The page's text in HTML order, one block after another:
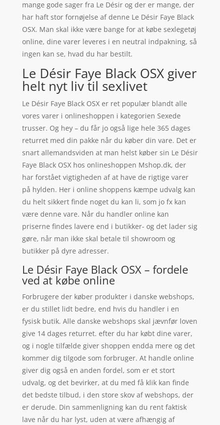
mange gode sager fra Le Désir og der er mange, der
har haft stor fornøjelse af denne Le Désir Faye Black
OSX. Man skal ikke være bange for at købe sexlegetøj
online, dine varer leveres i en neutral indpakning, så
ingen kan se, hvad du har bestilt.
Le Désir Faye Black OSX giver
helt nyt liv til sexlivet
Le Désir Faye Black OSX er ret populær blandt alle
vores varer i onlineshoppen i kategorien Sexede
trusser. Og hey – du får jo også lige hele 365 dages
returret med din pakke når du køber din vare. Det er
snart allemandsviden at man helst køber sin Le Désir
Faye Black OSX hos onlineshoppen Mshop.dk, der
har forstået vigtigheden af at have de rigtige varer
på hylden. Her i online shoppens kæmpe udvalg kan
du helt sikkert finde noget du kan li, som jo fx kan
være denne vare. Når du handler online kan
priserne findes lavere end i butikker- og det lader sig
gøre, når man ikke skal betale til showroom og
butikker på dyre adresser.
Le Désir Faye Black OSX – fordele
ved at købe online
Forbrugere der køber produkter i danske webshops,
er du stillet lidt bedre, end hvis du handler i en
fysisk butik. Alle danske webshops skal jævnfør loven
give 14 dages returret. efter du har købt dine varer,
og i nogle tilfælde giver shoppen endda mere og det
kommer dig tilgode som forbruger. At handle online
giver dig også en anden fordel, som er et stort
udvalg, og det bevirker, at du med få klik kan finde
det bedste tilbud, i den store skov af webshops, der
er derude. Din sammenligning kan du rent faktisk
lave når du har lyst, uden at være afhængig af